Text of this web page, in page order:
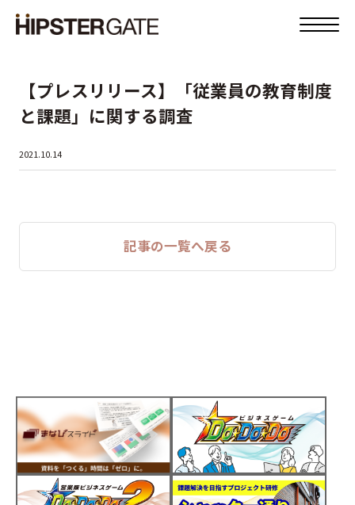
【プレスリリース】「従業員の教育制度
と課題」に関する調査
2021.10.14
記事の一覧へ戻る